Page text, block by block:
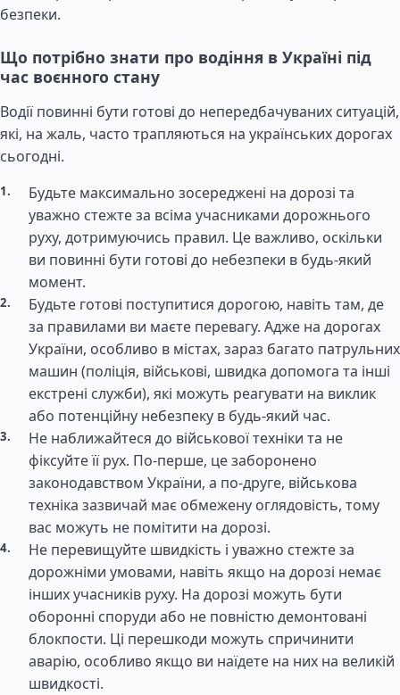
безпеки.
Що потрібно знати про водіння в Україні під
час воєнного стану
Водії повинні бути готові до непередбачуваних ситуацій,
які, на жаль, часто трапляються на українських дорогах
сьогодні.
Будьте максимально зосереджені на дорозі та
уважно стежте за всіма учасниками дорожнього
руху, дотримуючись правил. Це важливо, оскільки
ви повинні бути готові до небезпеки в будь-який
момент.
Будьте готові поступитися дорогою, навіть там, де
за правилами ви маєте перевагу. Адже на дорогах
України, особливо в містах, зараз багато патрульних
машин (поліція, військові, швидка допомога та інші
екстрені служби), які можуть реагувати на виклик
або потенційну небезпеку в будь-який час.
Не наближайтеся до військової техніки та не
фіксуйте її рух. По-перше, це заборонено
законодавством України, а по-друге, військова
техніка зазвичай має обмежену оглядовість, тому
вас можуть не помітити на дорозі.
Не перевищуйте швидкість і уважно стежте за
дорожніми умовами, навіть якщо на дорозі немає
інших учасників руху. На дорозі можуть бути
оборонні споруди або не повністю демонтовані
блокпости. Ці перешкоди можуть спричинити
аварію, особливо якщо ви наїдете на них на великій
швидкості.